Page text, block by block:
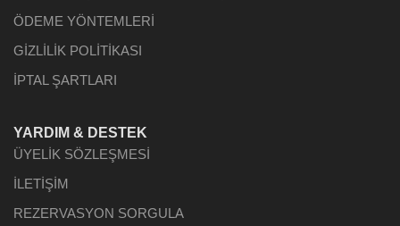
ÖDEME YÖNTEMLERİ
GİZLİLİK POLİTİKASI
İPTAL ŞARTLARI
YARDIM & DESTEK
ÜYELİK SÖZLEŞMESİ
İLETİŞİM
REZERVASYON SORGULA